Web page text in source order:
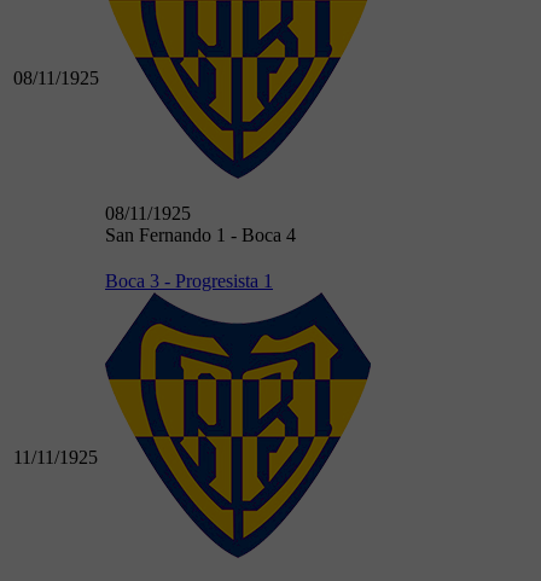
08/11/1925
08/11/1925
San Fernando 1 - Boca 4
11/11/1925
Boca 3 - Progresista 1